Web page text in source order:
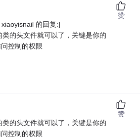
的回复:]
的头文件就可以了，关键是你的
控制的权限
赞
的头文件就可以了，关键是你的
控制的权限
赞